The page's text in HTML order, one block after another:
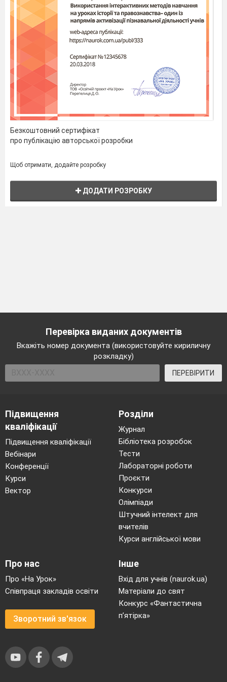
Безкоштовний сертифікат
про публікацію авторської розробки
Щоб отримати, додайте розробку
ДОДАТИ РОЗРОБКУ
Перевірка виданих документів
Вкажіть номер документа (використовуйте кириличну
розкладку)
ПЕРЕВІРИТИ
Підвищення
кваліфікації
Підвищення кваліфікації
Вебінари
Конференції
Курси
Вектор
Розділи
Журнал
Бібліотека розробок
Тести
Лабораторні роботи
Проєкти
Конкурси
Олімпіади
Штучний інтелект для
вчителів
Курси англійської мови
Про нас
Про «На Урок»
Співпраця закладів освіти
Зворотний зв'язок
Інше
Вхід для учнів (naurok.ua)
Матеріали до свят
Конкурс «Фантастична
п’ятірка»